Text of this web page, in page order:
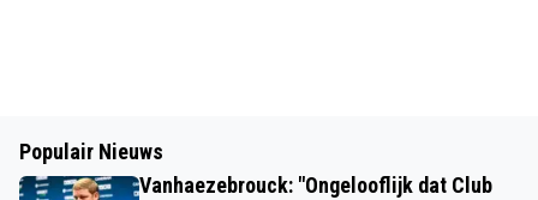
Populair Nieuws
Vanhaezebrouck: "Ongelooflijk dat Club